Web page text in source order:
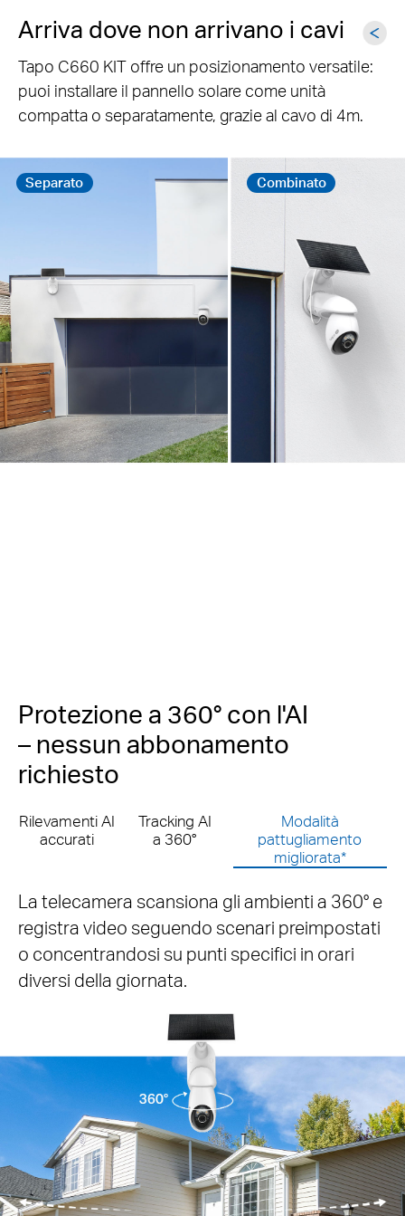
Alimentazione solare
ininterrotta,
installazione flessibile
45 minutidi luce solare diretta
giorno,§eliminando i problemi di ricarica.
dura a lungo con una singola carica, garantendo
prestazioni ininterrotte anche in assenza di luce
solare.
Protezione a 360° con l'AI
– nessun abbonamento
richiesto
Rilevamenti AI
accurati
Tracking AI
a 360°
Modalità
pattugliamento
migliorata*
L'intelligenza artificiale identifica persone,
animali domestici e veicoli, inviando avvisi solo
quando effettivamente necessario. Aumenta
la precisione del rilevamento delle persone al
oggetti a forma di persona per persone.
Persona
Animale